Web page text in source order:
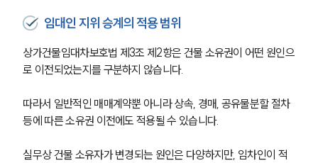
임대인 지위 승계의 적용 범위
상가건물임대차보호법 제3조 제2항은 건물 소유권이 어떤 원인으
로 이전되었는지를 구분하지 않습니다.
따라서 일반적인 매매계약뿐 아니라 상속, 경매, 공유물분할 절차
등에 따른 소유권 이전에도 적용될 수 있습니다.
실무상 건물 소유자가 변경되는 원인은 다양하지만, 임차인이 적